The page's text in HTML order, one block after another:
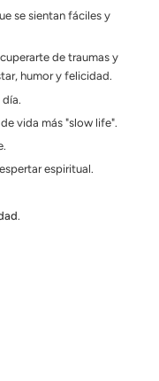
se sientan fáciles y
de traumas y
humor y felicidad.
día.
vida más "slow life".
espiritual.
.